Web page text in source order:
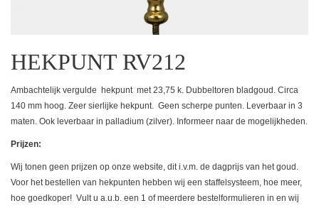
HEKPUNT RV212
Ambachtelijk vergulde hekpunt met 23,75 k. Dubbeltoren bladgoud. Circa
140 mm hoog. Zeer sierlijke hekpunt. Geen scherpe punten. Leverbaar in 3
maten. Ook leverbaar in palladium (zilver). Informeer naar de mogelijkheden.
Prijzen:
Wij tonen geen prijzen op onze website, dit i.v.m. de dagprijs van het goud.
Voor het bestellen van hekpunten hebben wij een staffelsysteem, hoe meer,
hoe goedkoper! Vult u a.u.b. een 1 of meerdere bestelformulieren in en wij